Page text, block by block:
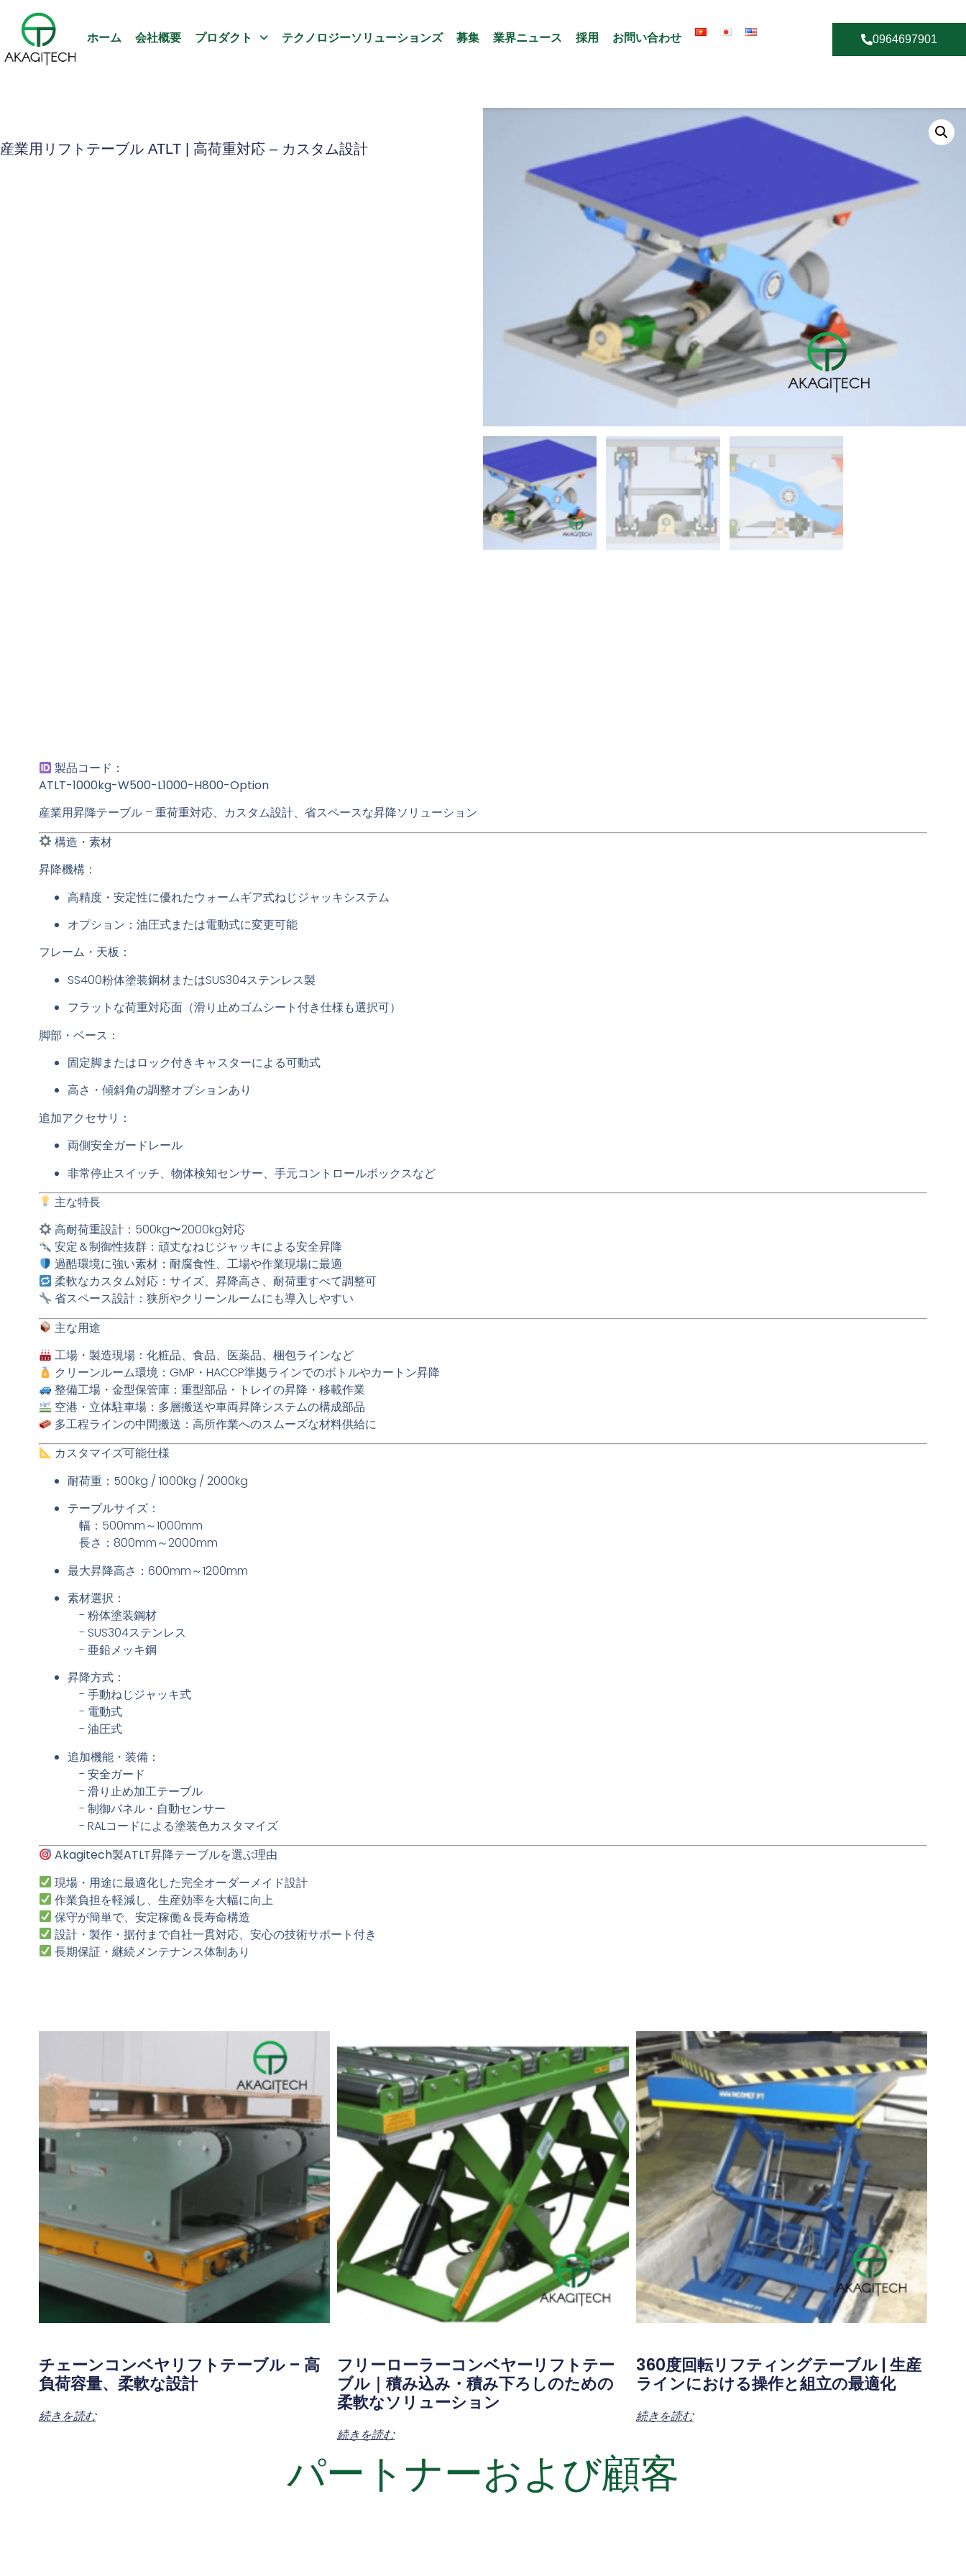
ホーム 会社概要 プロダクト テクノロジーソリューションズ 募集 業界ニュース 採用 お問い合わせ 0964697901
産業用リフトテーブル ATLT | 高荷重対応 – カスタム設計
製品コード：
ATLT-1000kg-W500-L1000-H800-Option
産業用昇降テーブル– 重荷重対応、カスタム設計、省スペースな昇降ソリューション
構造・素材
昇降機構：
高精度・安定性に優れたウォームギア式ねじジャッキシステム
オプション： 油圧式または電動式に変更可能
フレーム・天板：
SS400粉体塗装鋼材またはSUS304ステンレス製
フラットな荷重対応面（滑り止めゴムシート付き仕様も選択可）
脚部・ベース：
固定脚またはロック付きキャスターによる可動式
高さ・傾斜角の調整オプションあり
追加アクセサリ：
両側安全ガードレール
非常停止スイッチ、 物体検知センサー、 手元コントロールボックスなど
主な特長
高耐荷重設計：500kg〜2000kg対応
安定＆制御性抜群：頑丈なねじジャッキによる安全昇降
過酷環境に強い素材：耐腐食性、工場や作業現場に最適
柔軟なカスタム対応：サイズ、昇降高さ、耐荷重すべて調整可
省スペース設計：狭所やクリーンルームにも導入しやすい
主な用途
工場・製造現場：化粧品、食品、医薬品、梱包ラインなど
クリーンルーム環境：GMP・HACCP準拠ラインでのボトルやカートン昇降
整備工場・金型保管庫：重型部品・トレイの昇降・移載作業
空港・立体駐車場：多層搬送や車両昇降システムの構成部品
多工程ラインの中間搬送 ：高所作業へのスムーズな材料供給に
カスタマイズ可能仕様
耐荷重：500kg / 1000kg / 2000kg
テーブルサイズ：
幅：500mm～1000mm
長さ：800mm～2000mm
最大昇降高さ ：600mm～1200mm
素材選択：
- 粉体塗装鋼材
- SUS304ステンレス
- 亜鉛メッキ鋼
昇降方式：
- 手動ねじジャッキ式
- 電動式
- 油圧式
追加機能・装備：
- 安全ガード
- 滑り止め加工テーブル
- 制御パネル・自動センサー
- RALコードによる塗装色カスタマイズ
Akagitech製ATLT昇降テーブルを選ぶ理由
現場・用途に最適化した完全オーダーメイド設計
作業負担を軽減し、生産効率を大幅に向上
保守が簡単で、安定稼働＆長寿命構造
設計・製作・据付まで自社一貫対応、安心の技術サポート付き
長期保証・継続メンテナンス体制あり
チェーンコンベヤリフトテーブル – 高
負荷容量、柔軟な設計
続きを読む
フリーローラーコンベヤーリフトテー
ブル｜積み込み・積み下ろしのための
柔軟なソリューション
続きを読む
360度回転リフティングテーブル | 生産
ラインにおける操作と組立の最適化
続きを読む
パートナーおよび顧客